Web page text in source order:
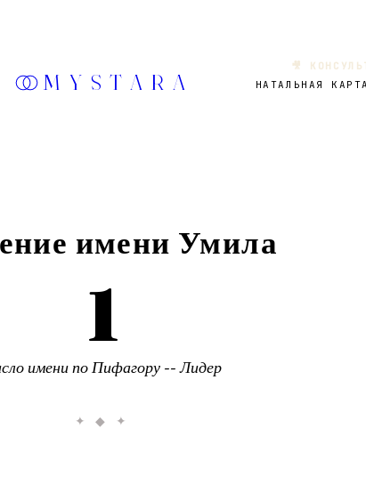
MYSTARA
🎥
НАТАЛЬНАЯ КАРТА
имени Умила
1
имени по Пифагору --Лидер
✦ ◆ ✦